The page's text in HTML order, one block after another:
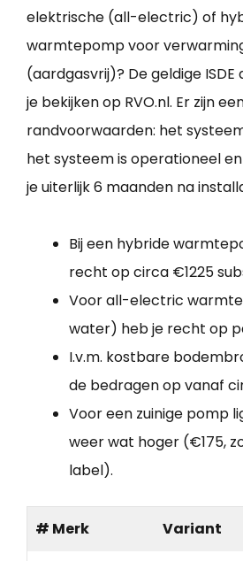
elektrische (all-electric) of
warmtepomp voor
(aardgasvrij)? De geldige
je bekijken op RVO.nl. Er zijn
randvoorwaarden: het
het systeem is operationeel
je uiterlijk 6 maanden na
Bij een hybride
recht op circa €1225
Voor all-electric
water) heb je recht op
I.v.m. kostbare
de bedragen op vanaf
Voor een zuinige pomp
weer wat hoger (€175,
label).
# Merk Variant